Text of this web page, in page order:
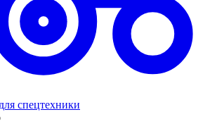
спецтехники